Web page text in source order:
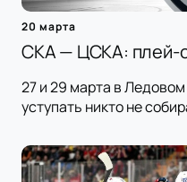
20 марта
СКА — ЦСКА: плей-
27 и 29 марта в
уступать никто не